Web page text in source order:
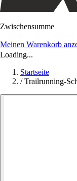
Zwischensumme
Meinen Warenkorb
Loading...
Startseite
/ Trailrunning-